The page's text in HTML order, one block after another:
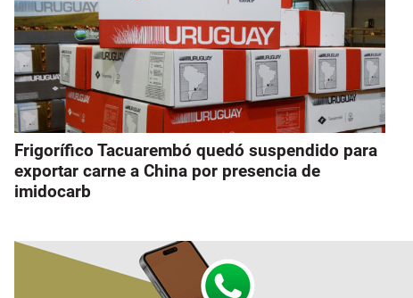
Frigorífico Tacuarembó quedó suspendido para
exportar carne a China por presencia de
imidocarb